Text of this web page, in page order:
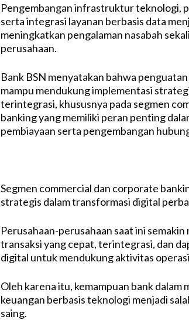
Pengembangan infrastruktur teknologi,
serta integrasi layanan berbasis data
meningkatkan pengalaman nasabah
perusahaan.
Bank BSN menyatakan bahwa
mampu mendukung implementasi
terintegrasi, khususnya pada segmen
banking yang memiliki peran penting
pembiayaan serta pengembangan
Segmen commercial dan corporate
strategis dalam transformasi digital
Perusahaan-perusahaan saat ini
transaksi yang cepat, terintegrasi, dan
digital untuk mendukung aktivitas
Oleh karena itu, kemampuan bank dalam
keuangan berbasis teknologi menjadi
saing.